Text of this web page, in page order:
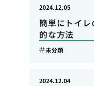
簡単にトイ
的な方法
2024.12.05
未分類
2024.12.04